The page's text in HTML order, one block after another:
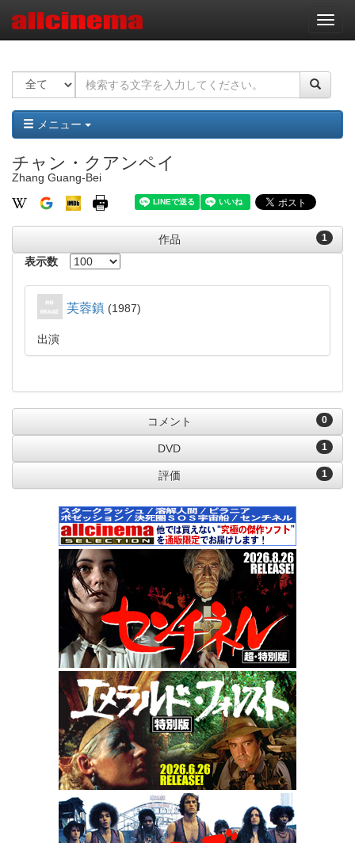
ナ
ビ
ー
ョ
ン
メニュー
チャン・クアンペイ
Zhang Guang-Bei
1
作品
表示数
芙蓉鎮 1987
出演
0
コメント
1
DVD
1
評価